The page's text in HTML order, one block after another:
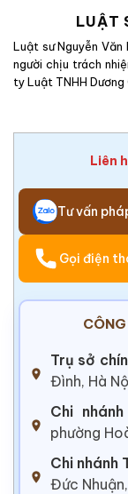
LUẬT
Luật sư Nguyễn Văn
người chịu trách
ty Luật TNHH Dương
Liên
Tư vấn
Gọi điện
Trụ sở
Đình, Hà
Chi
phường
Chi nhánh
Đức